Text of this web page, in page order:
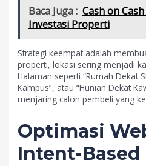
Baca Juga : Cash on
Investasi Properti
Strategi keempat adalah
properti, lokasi sering menjadi
Halaman seperti “Rumah Dekat
Kampus”, atau “Hunian Dekat
menjaring calon pembeli yang
Optimasi
Intent-